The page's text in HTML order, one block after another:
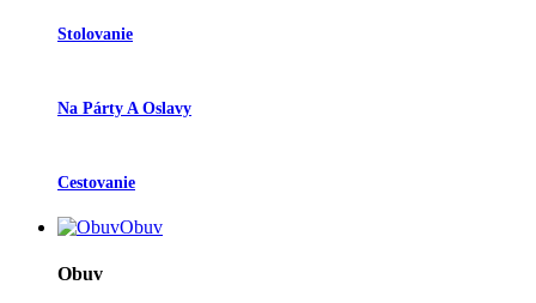
Stolovanie
Na Párty A Oslavy
Cestovanie
Obuv
Obuv